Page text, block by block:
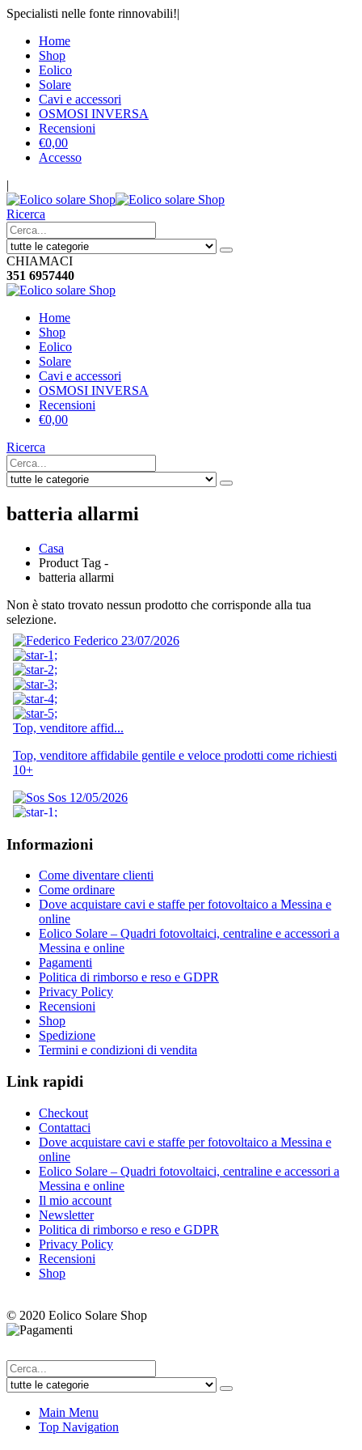
Specialisti nelle fonte rinnovabili!|
Home
Shop
Eolico
Solare
Cavi e accessori
OSMOSI INVERSA
Recensioni
€0,00
Accesso
|
Ricerca
CHIAMACI
351 6957440
Home
Shop
Eolico
Solare
Cavi e accessori
OSMOSI INVERSA
Recensioni
€0,00
Ricerca
batteria allarmi
Casa
Product Tag -
batteria allarmi
Non è stato trovato nessun prodotto che corrisponde alla tua
selezione.
Informazioni
Come diventare clienti
Come ordinare
Dove acquistare cavi e staffe per fotovoltaico a Messina e
online
Eolico Solare – Quadri fotovoltaici, centraline e accessori a
Messina e online
Pagamenti
Politica di rimborso e reso e GDPR
Privacy Policy
Recensioni
Shop
Spedizione
Termini e condizioni di vendita
Link rapidi
Checkout
Contattaci
Dove acquistare cavi e staffe per fotovoltaico a Messina e
online
Eolico Solare – Quadri fotovoltaici, centraline e accessori a
Messina e online
Il mio account
Newsletter
Politica di rimborso e reso e GDPR
Privacy Policy
Recensioni
Shop
© 2020 Eolico Solare Shop
Main Menu
Top Navigation